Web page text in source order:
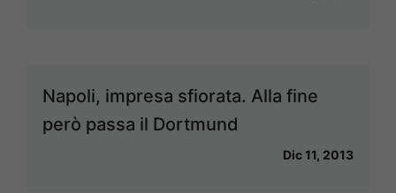
Napoli, impresa sfiorata. Alla fine
però passa il Dortmund
Dic 11, 2013